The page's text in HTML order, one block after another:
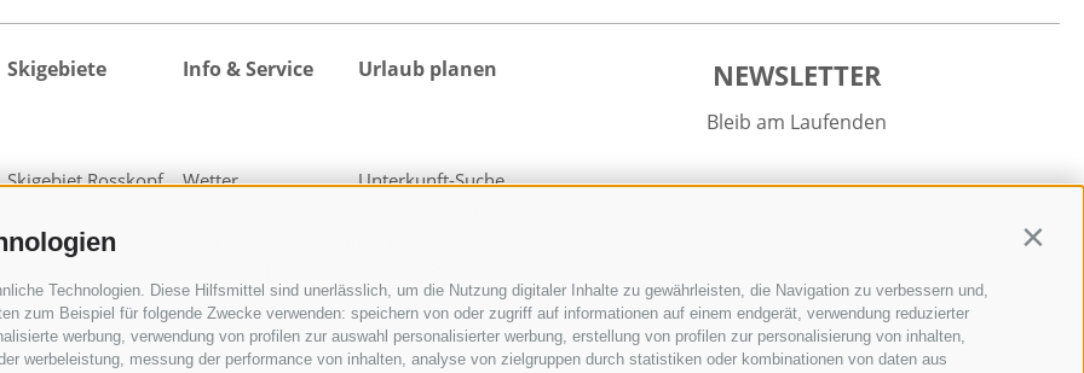
Technologien. Diese Hilfsmittel sind unerlässlich, um die Nutzung digitaler Inhalte zu gewährleisten, die Navigation zu verbessern und,
zum Beispiel für folgende Zwecke verwenden: speichern von oder zugriff auf informationen auf einem endgerät, verwendung reduzierter
werbung, verwendung von profilen zur auswahl personalisierter werbung, erstellung von profilen zur personalisierung von inhalten,
werbeleistung, messung der performance von inhalten, analyse von zielgruppen durch statistiken oder kombinationen von daten aus
Skigebiete
Skigebiet Rosskopf
Jaufen
1 Skipass für alle
Skigebiete
Info & Service
Wetter
Downloads
Fotos
Videos
Urlaub planen
Unterkunft-Suche
Ratschings
activeCARD Sterzing
Gossensass CARD
NEWSLETTER
Bleib am Laufenden
Newsletter Anmelden